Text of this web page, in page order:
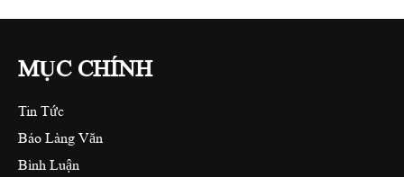
MỤC CHÍNH
Tin Tức
Báo Làng Văn
Bình Luận